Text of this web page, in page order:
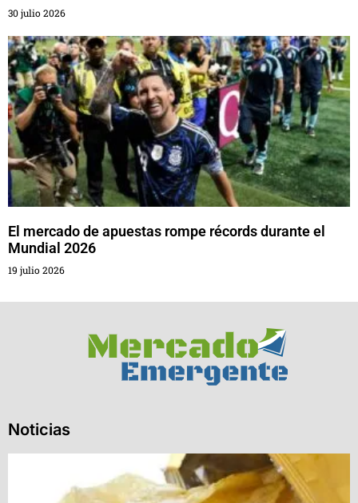
30 julio 2026
El mercado de apuestas rompe récords durante el
Mundial 2026
19 julio 2026
Noticias